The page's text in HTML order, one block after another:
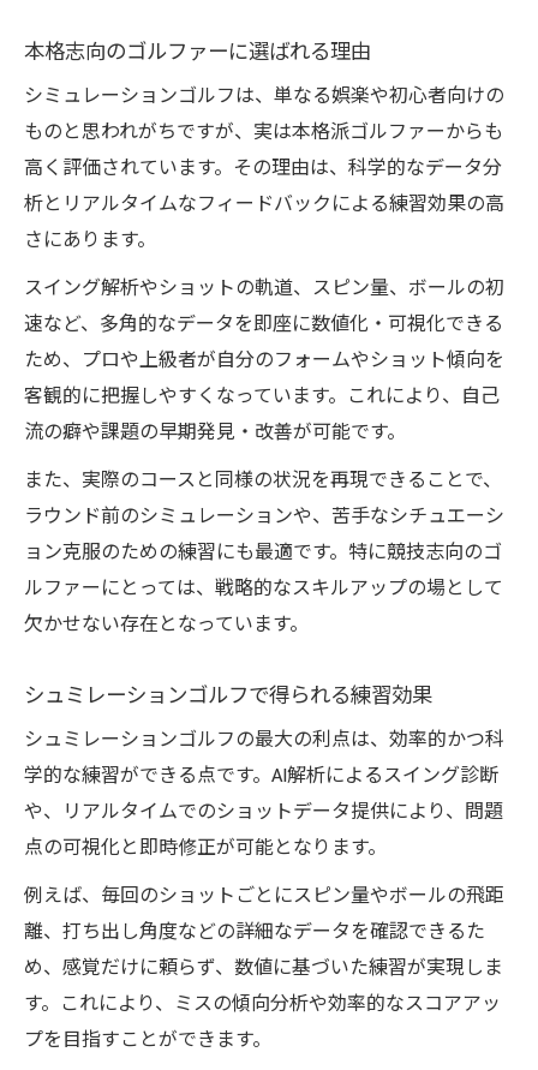
本格志向のゴルファーに選ばれる理由
シミュレーションゴルフは、単なる娯楽や初心者向けの
ものと思われがちですが、実は本格派ゴルファーからも
高く評価されています。その理由は、科学的なデータ分
析とリアルタイムなフィードバックによる練習効果の高
さにあります。
スイング解析やショットの軌道、スピン量、ボールの初
速など、多角的なデータを即座に数値化・可視化できる
ため、プロや上級者が自分のフォームやショット傾向を
客観的に把握しやすくなっています。これにより、自己
流の癖や課題の早期発見・改善が可能です。
また、実際のコースと同様の状況を再現できることで、
ラウンド前のシミュレーションや、苦手なシチュエーシ
ョン克服のための練習にも最適です。特に競技志向のゴ
ルファーにとっては、戦略的なスキルアップの場として
欠かせない存在となっています。
シュミレーションゴルフで得られる練習効果
シュミレーションゴルフの最大の利点は、効率的かつ科
学的な練習ができる点です。AI解析によるスイング診断
や、リアルタイムでのショットデータ提供により、問題
点の可視化と即時修正が可能となります。
例えば、毎回のショットごとにスピン量やボールの飛距
離、打ち出し角度などの詳細なデータを確認できるた
め、感覚だけに頼らず、数値に基づいた練習が実現しま
す。これにより、ミスの傾向分析や効率的なスコアアッ
プを目指すことができます。